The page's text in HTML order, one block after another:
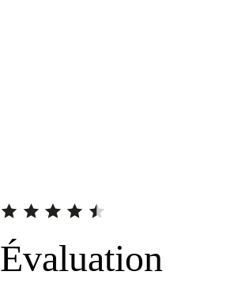
Évaluation